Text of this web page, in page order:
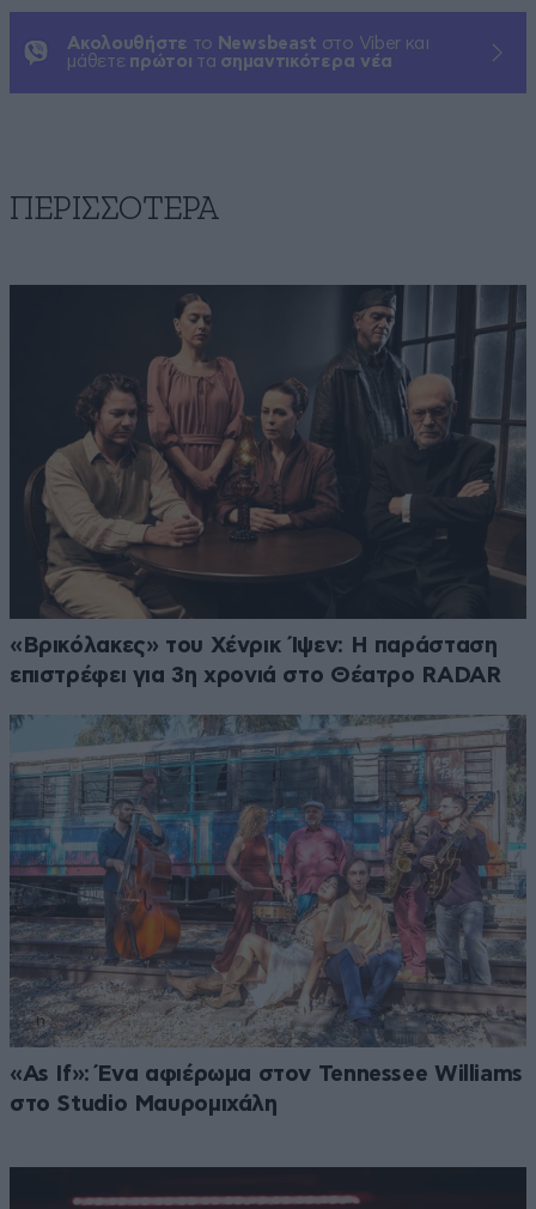
Ακολουθήστε το Newsbeast στο Viber και
μάθετε πρώτοι τα σημαντικότερα νέα
ΠΕΡΙΣΣΟΤΕΡΑ
«Βρικόλακες» του Χένρικ Ίψεν: Η παράσταση
επιστρέφει για 3η χρονιά στο Θέατρο RADAR
«As If»: Ένα αφιέρωμα στον Tennessee Williams
στο Studio Μαυρομιχάλη